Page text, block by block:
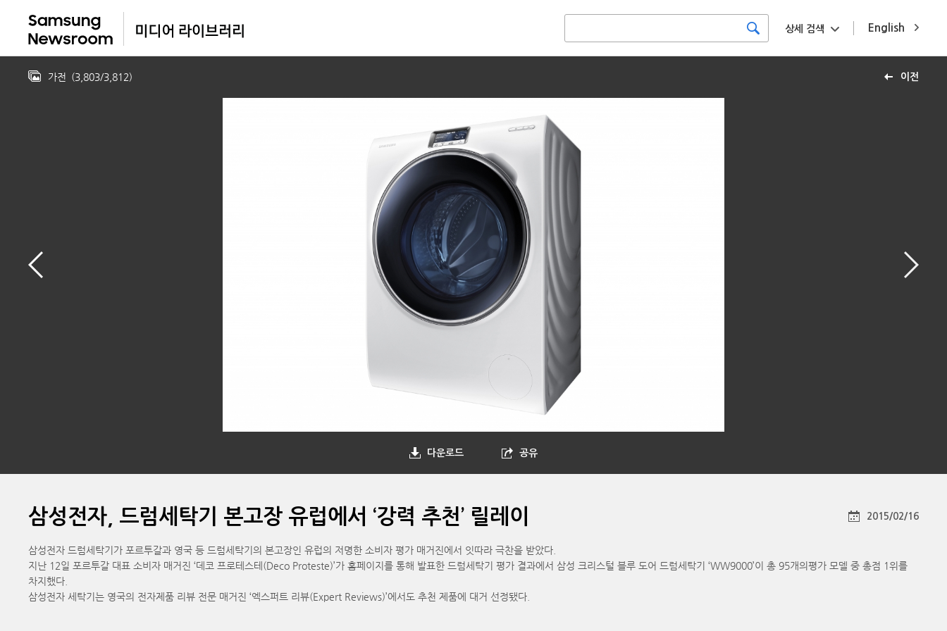
English
상세 검색
이전
가전 (3,803/3,812)
다운로드 공유
삼성전자, 드럼세탁기 본고장 유럽에서 ‘강력 추천’ 릴레이 2015/02/16
삼성전자 드럼세탁기가 포르투갈과 영국 등 드럼세탁기의 본고장인 유럽의 저명한 소비자 평가 매거진에서 잇따라 극찬을 받았다.
지난 12일 포르투갈 대표 소비자 매거진 ‘데코 프로테스테(Deco Proteste)’가 홈페이지를 통해 발표한 드럼세탁기 평가 결과에서 삼성 크리스털 블루 도어 드럼세탁기 ‘WW9000’이 총 95개의평가 모델 중 총점 1위를
차지했다.
삼성전자 세탁기는 영국의 전자제품 리뷰 전문 매거진 ‘엑스퍼트 리뷰(Expert Reviews)’에서도 추천 제품에 대거 선정됐다.